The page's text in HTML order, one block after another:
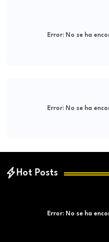
Error:No se ha
Error:No se ha
Hot Posts
Error:No se ha